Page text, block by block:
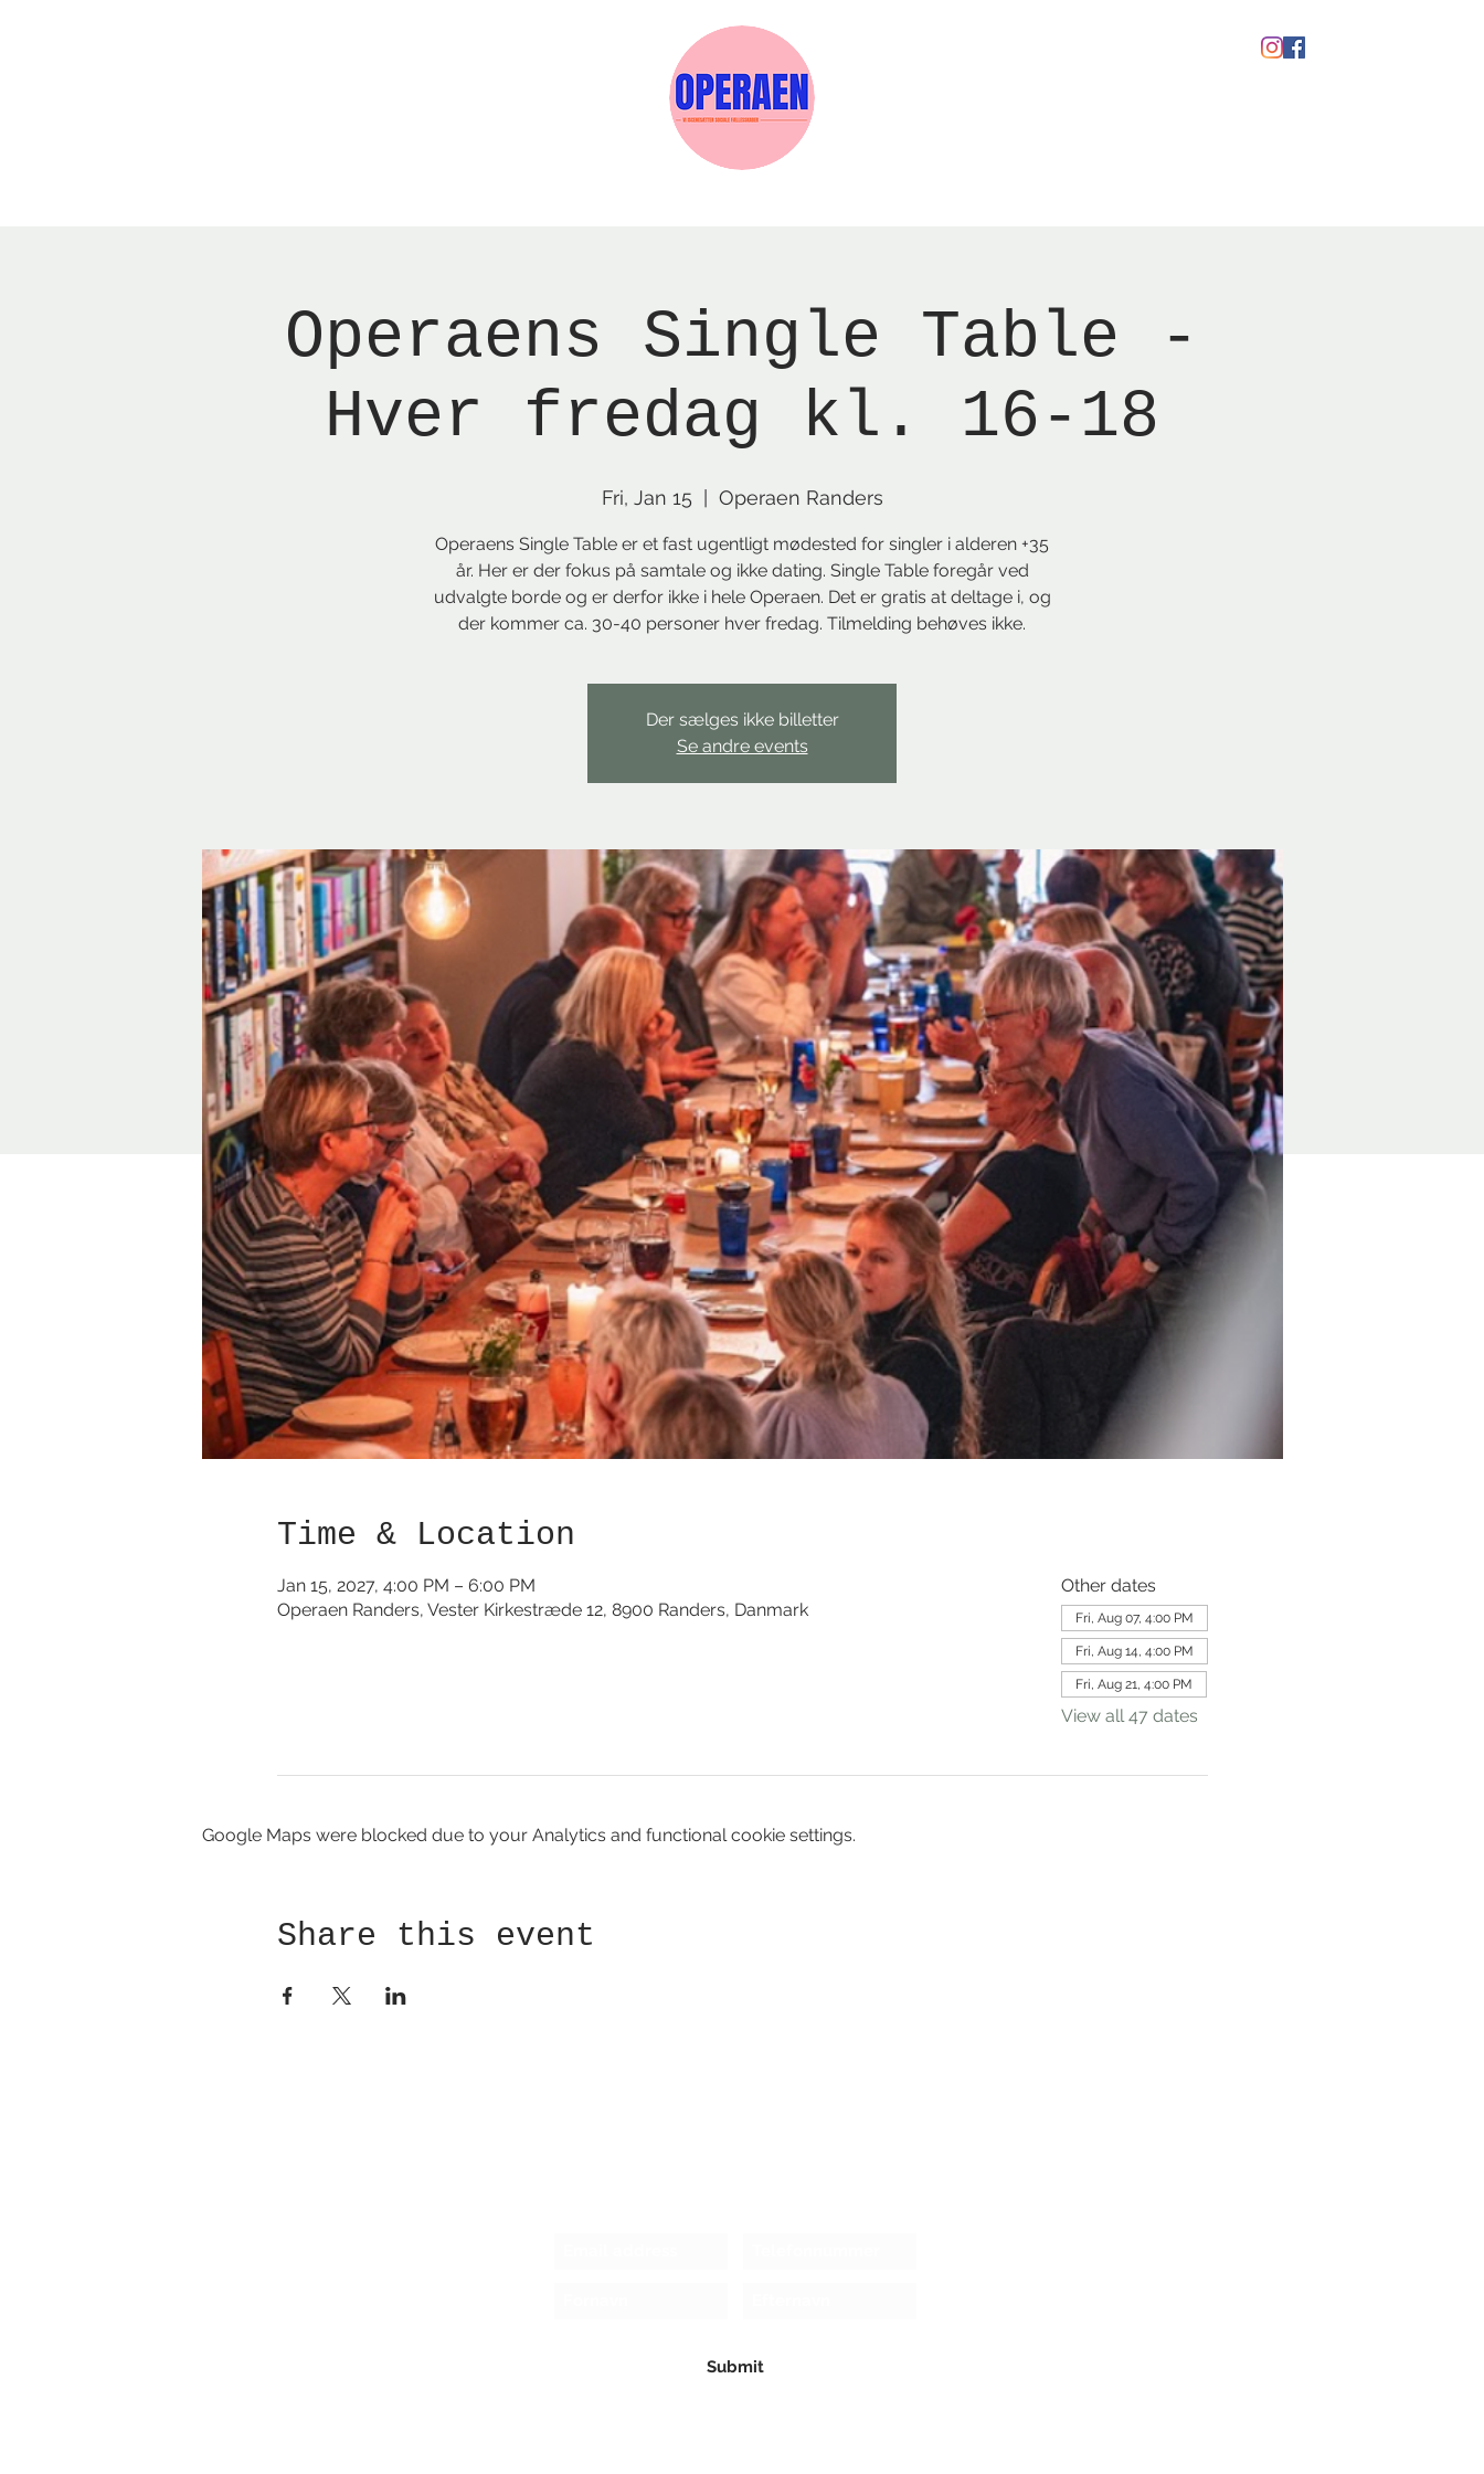
Operaens Single Table -
Hver fredag kl. 16-18
Fri, Jan 15
  |
Operaen Randers
Operaens Single Table er et fast ugentligt mødested for singler i alderen +35
år. Her er der fokus på samtale og ikke dating. Single Table foregår ved
udvalgte borde og er derfor ikke i hele Operaen. Det er gratis at deltage i, og
der kommer ca. 30-40 personer hver fredag. Tilmelding behøves ikke.
Der sælges ikke billetter
Se andre events
Time & Location
Jan 15, 2027, 4:00 PM – 6:00 PM
Operaen Randers, Vester Kirkestræde 12, 8900 Randers, Danmark
Other dates
Fri, Aug 07, 4:00 PM
Fri, Aug 14, 4:00 PM
Fri, Aug 21, 4:00 PM
View all 47 dates
Google Maps were blocked due to your Analytics and functional cookie settings.
Share this event
Submit